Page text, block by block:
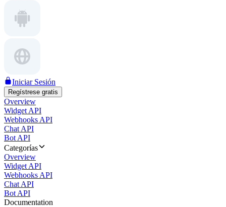
Iniciar Sesión
Regístrese gratis
Overview
Widget API
Webhooks API
Chat API
Bot API
Categorías
Overview
Widget API
Webhooks API
Chat API
Bot API
Documentation